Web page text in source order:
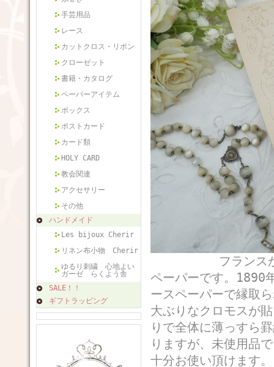
手芸用品
レース
カットクロス・リボン
クローゼット
書籍・カタログ
ペーパーアイテム
ボックス
ポストカード
カード類
HOLY CARD
教会関連
アクセサリー
その他
ハンドメイド
Les bijoux Cherir
リネン布小物 Cherir
ゆるり刺繍 心地よい
ガーゼ らくよう舎
SALE！！
ギフトラッピング
フランスから届
ペーパーです。1890
ースペーパーで縁取
大ぶりなクロモスが
りで全体に薄っすら
りますが、未使用品
十分お使い頂けま